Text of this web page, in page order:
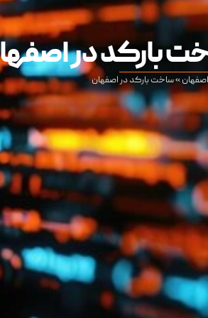
بارکد در
»ساخت بارکد در اصفهان